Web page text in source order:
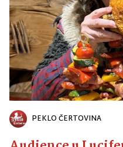
PEKLO ČERTOVINA